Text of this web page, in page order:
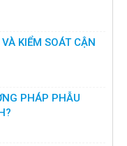
KIỂM SOÁT CẬN
PHÁP PHẪU